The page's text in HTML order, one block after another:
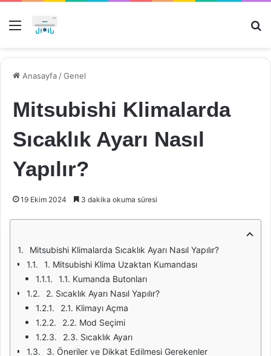
Menü
Anasayfa /Genel
Mitsubishi Klimalarda
Sıcaklık Ayarı Nasıl
Yapılır?
19 Ekim 2024 3 dakika okuma süresi
Mitsubishi Klimalarda Sıcaklık Ayarı Nasıl Yapılır?
1. Mitsubishi Klima Uzaktan Kumandası
1.1. Kumanda Butonları
2. Sıcaklık Ayarı Nasıl Yapılır?
2.1. Klimayı Açma
2.2. Mod Seçimi
2.3. Sıcaklık Ayarı
3. Öneriler ve Dikkat Edilmesi Gerekenler